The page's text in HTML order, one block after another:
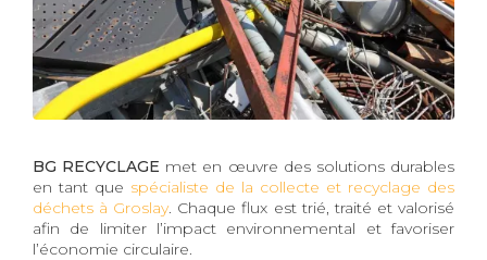
BG RECYCLAGE met en œuvre des solutions durables
en tant que spécialiste de la collecte et recyclage des
déchets à Groslay. Chaque flux est trié, traité et valorisé
afin de limiter l’impact environnemental et favoriser
l’économie circulaire.